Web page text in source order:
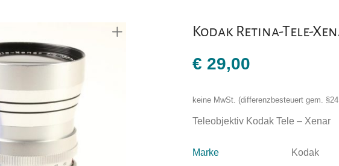
Kodak Retina-Tele-
€ 29,00
keine MwSt. (differenzbesteuert gem.
Teleobjektiv Kodak Tele – Xenar
Marke
Kodak